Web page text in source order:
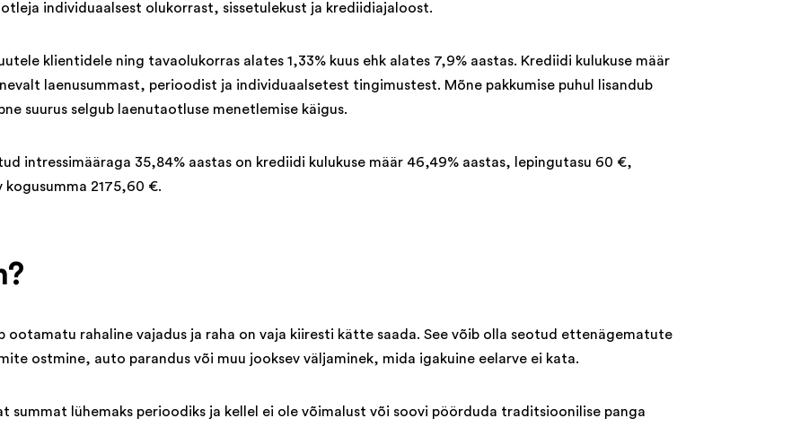
individuaalsest olukorrast, sissetulekust ja krediidiajaloost.
klientidele ning tavaolukorras alates 1,33% kuus ehk alates 7,9% aastas. Krediidi kulukuse määr
laenusummast, perioodist ja individuaalsetest tingimustest. Mõne pakkumise puhul lisandub
suurus selgub laenutaotluse menetlemise käigus.
intressimääraga 35,84% aastas on krediidi kulukuse määr 46,49% aastas, lepingutasu 60 €,
kogusumma 2175,60 €.
ootamatu rahaline vajadus ja raha on vaja kiiresti kätte saada. See võib olla seotud ettenägematute
ostmine, auto parandus või muu jooksev väljaminek, mida igakuine eelarve ei kata.
summat lühemaks perioodiks ja kellel ei ole võimalust või soovi pöörduda traditsioonilise panga